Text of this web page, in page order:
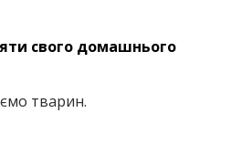
свого домашнього
тварин.